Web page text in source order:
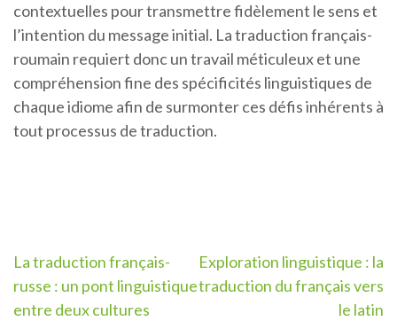
contextuelles pour transmettre fidèlement le sens et
l’intention du message initial. La traduction français-
roumain requiert donc un travail méticuleux et une
compréhension fine des spécificités linguistiques de
chaque idiome afin de surmonter ces défis inhérents à
tout processus de traduction.
Navigation
de
La traduction français-
russe : un pont linguistique
entre deux cultures
Exploration linguistique : la
traduction du français vers
le latin